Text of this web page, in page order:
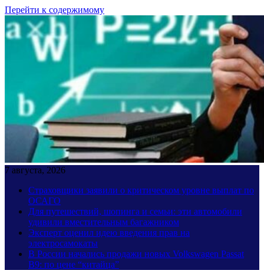
Перейти к содержимому
7 августа, 2026
Страховщики заявили о критическом уровне выплат по
ОСАГО
Для путешествий, шопинга и семьи: эти автомобили
удивили вместительным багажником
Эксперт оценил идею введения прав на
электросамокаты
В России начались продажи новых Volkswagen Passat
B9: по цене “китайца”